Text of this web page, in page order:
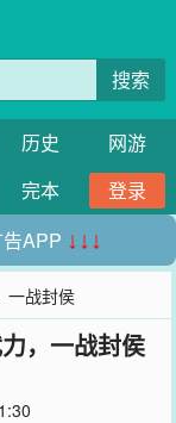
搜索
历史
网游
完本
登录
APP ↓↓↓
一战封侯
，一战封侯